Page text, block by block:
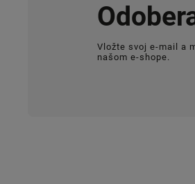
Vložte svoj e-mail a
našom e-shope.